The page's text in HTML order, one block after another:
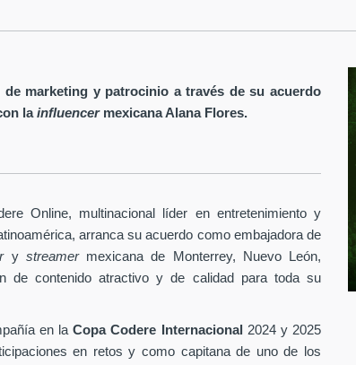
marketing y patrocinio a través de su acuerdo
lainfluencermexicana Alana Flores.
Online, multinacional líder en entretenimiento y
arranca su acuerdo como embajadora de
y streamer mexicana de Monterrey, Nuevo León,
de contenido atractivo y de calidad para toda su
en laCopa Codere Internacional 2024 y 2025
en retos y como capitana de uno de los